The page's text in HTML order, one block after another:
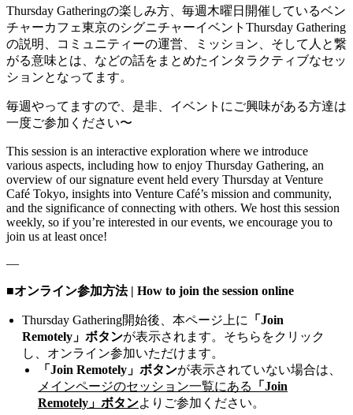
===
Venture Café TokyoのWebサイトはこちら | Here is the Venture
Café Tokyo website.：URL
Thursday Gatheringの楽しみ方、毎週木曜日開催しているベン
チャーカフェ東京のシグニチャーイベントThursday Gathering
の説明、コミュニティーの運営、ミッション、そして人と繋
がる意味とは、などの話をまとめたインタラクティブなセッ
ションとなってます。
毎週やってますので、是非、イベントにご興味がある方達は
一度ご参加ください〜
This session is an interactive exploration where we introduce
various aspects, including how to enjoy Thursday Gathering, an
overview of our signature event held every Thursday at Venture
Café Tokyo, insights into Venture Café’s mission and community,
and the significance of connecting with others. We host this session
weekly, so if you’re interested in our events, we encourage you to
join us at least once!
—
■オンライン参加方法 | How to join the session online
Thursday Gathering開始後、本ページ上に
「Join
Remotely」ボタンが表示されます。そちらをクリック
し、オンライン参加いただけます。
「Join Remotely」ボタンが表示されていない場合は、
メインページのセッション一覧にある
「Join
Remotely」ボタンよりご参加ください。